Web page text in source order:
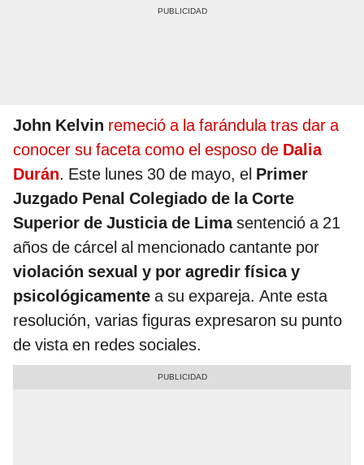
John Kelvin remeció a la farándula tras dar a
conocer su faceta como el esposo de Dalia
Durán. Este lunes 30 de mayo, el Primer
Juzgado Penal Colegiado de la Corte
Superior de Justicia de Limasentenció a 21
años de cárcel al mencionado cantante por
violación sexual y por agredir física y
psicológicamente a su expareja. Ante esta
resolución, varias figuras expresaron su punto
de vista en redes sociales.